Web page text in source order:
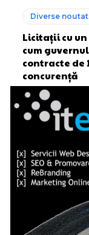
Diverse
Licitații cu
cum
contracte de
concurență